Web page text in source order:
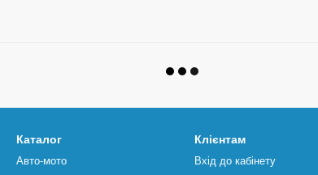
Каталог
Авто-мото
Клієнтам
Вхід до кабінету